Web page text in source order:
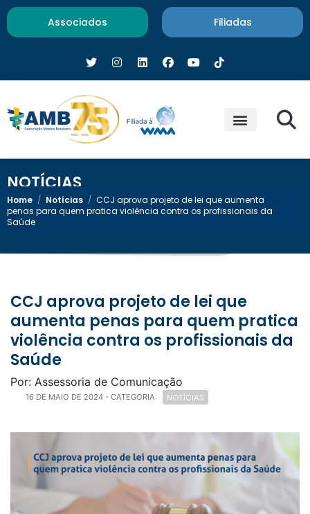
Associados Filiadas
NOTÍCIAS
Home / Notícias / CCJ aprova projeto de lei que aumenta
penas para quem pratica violência contra os profissionais da
Saúde
CCJ aprova projeto de lei que
aumenta penas para quem pratica
violência contra os profissionais da
Saúde
Por: Assessoria de Comunicação
16 DE MAIO DE 2024 - CATEGORIA: NOTÍCIAS